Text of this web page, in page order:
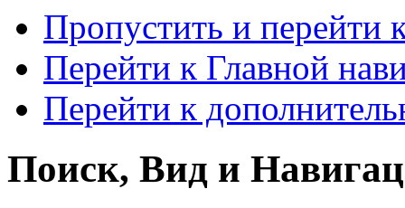
Пропустить и перейти
Перейти к Главной
Перейти к
Поиск, Вид и